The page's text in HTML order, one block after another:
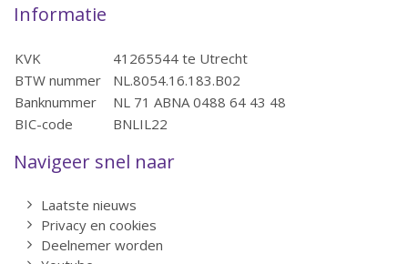
Informatie
KVK
41265544 te Utrecht
BTW nummer
NL.8054.16.183.B02
Banknummer
NL 71 ABNA 0488 64 43 48
BIC-code
BNLIL22
Navigeer snel naar
Laatste nieuws
Privacy en cookies
Deelnemer worden